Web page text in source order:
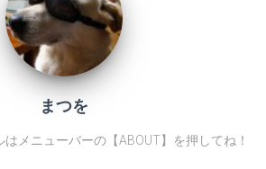
まつを
メニューバーの【ABOUT】を押してね！